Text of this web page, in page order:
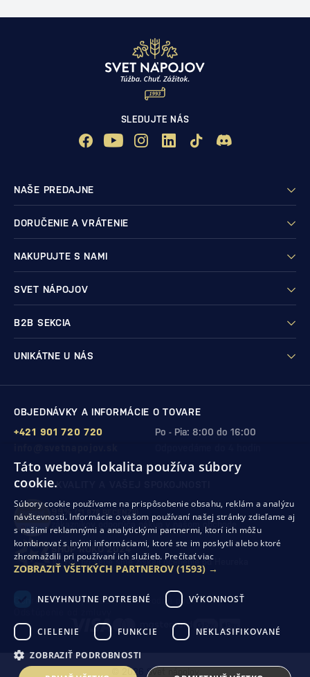
SLEDUJTE NÁS
NAŠE PREDAJNE
DORUČENIE A VRÁTENIE
NAKUPUJTE S NAMI
SVET NÁPOJOV
B2B SEKCIA
UNIKÁTNE U NÁS
OBJEDNÁVKY A INFORMÁCIE O TOVARE
Po - Pia: 8:00 do 16:00
+421 901 720 720
ZÁRUKA KVALITY A VAŠEJ SPOKOJNOSTI
99% (11 978 RECENZIÍ)
zákazníkov odporúča nákup v našom obchode
SHOP ROKU 2024
10. rok po sebesme získali ocenenie od Heureka
Ochrana osobných údajovObchodné podmienky
© 2026 Svet nápojov
Táto webová lokalita používa súbory
cookie.
Súbory cookie používame na prispôsobenie obsahu, reklám a analýzu
návštevnosti. Informácie o vašom používaní našej stránky zdieľame aj
s našimi reklamnými a analytickými partnermi, ktorí ich môžu
kombinovať s inými informáciami, ktoré ste im poskytli alebo ktoré
zhromaždili pri používaní ich služieb. Prečítať viac
ZOBRAZIŤ VŠETKÝCH PARTNEROV (1593) →
NEVYHNUTNE POTREBNÉ VÝKONNOSŤ
CIELENIE FUNKCIE NEKLASIFIKOVANÉ
ZOBRAZIŤ PODROBNOSTI